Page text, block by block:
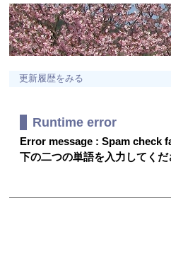
更新履歴をみる
Runtime error
Error message : Spam check
下の二つの単語を入力してくだ